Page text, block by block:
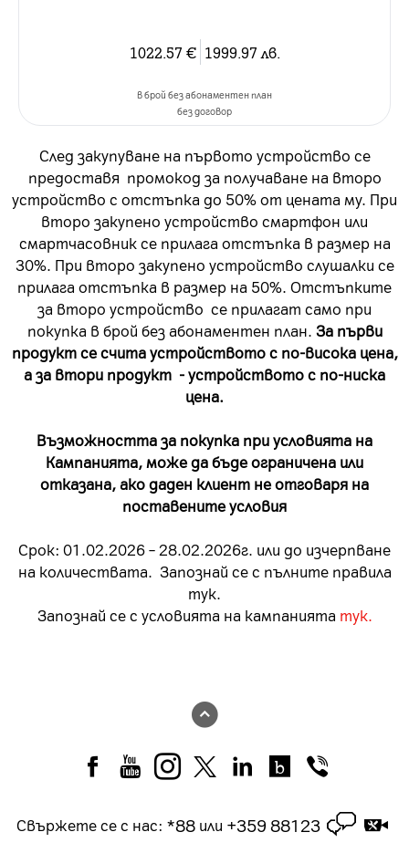
1022.57 € 1999.97 лв.
в брой без абонаментен план
без договор
След закупуване на първото устройство се
предоставя промокод за получаване на второ
устройство с отстъпка до 50% от цената му. При
второ закупено устройство смартфон или
смартчасовник се прилага отстъпка в размер на
30%. При второ закупено устройство слушалки се
прилага отстъпка в размер на 50%. Отстъпките
за второ устройство се прилагат само при
покупка в брой без абонаментен план. За първи
продукт се счита устройството с по-висока цена,
а за втори продукт - устройството с по-ниска
цена.
Възможността за покупка при условията на
Кампанията, може да бъде ограничена или
отказана, ако даден клиент не отговаря на
поставените условия
Срок: 01.02.2026 – 28.02.2026г. или до изчерпване
на количествата. Запознай се с пълните правила
тук.
Запознай се с условията на кампанията тук.
Свържете се с нас: *88 или +359 88123